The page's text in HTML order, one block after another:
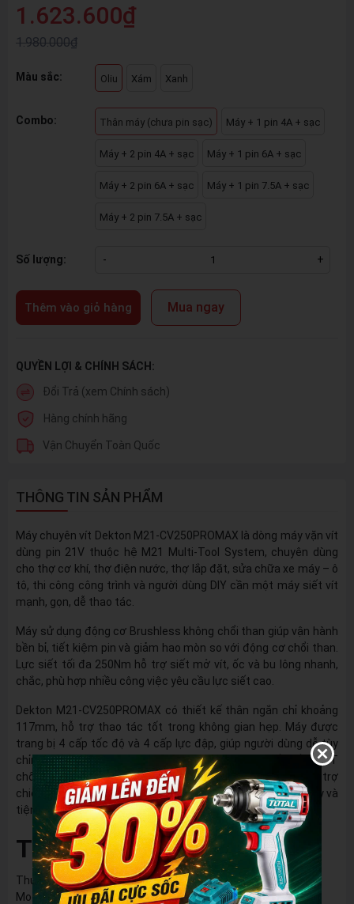
1.623.600₫
1.980.000₫
Màu sắc: Oliu Xám Xanh
Combo: Thân máy (chưa pin sạc) Máy + 1 pin 4A + sạc
Máy + 2 pin 4A + sạc Máy + 1 pin 6A + sạc
Máy + 2 pin 6A + sạc Máy + 1 pin 7.5A + sạc
Máy + 2 pin 7.5A + sạc
Số lượng: - +
Thêm vào giỏ hàng Mua ngay
QUYỀN LỢI & CHÍNH SÁCH:
Đổi Trả (xem Chính sách)
Hàng chính hãng
Vận Chuyển Toàn Quốc
THÔNG TIN SẢN PHẨM
Máy chuyên vít Dekton M21-CV250PROMAX là dòng máy vặn vít
dùng pin 21V thuộc hệ M21 Multi-Tool System, chuyên dùng
cho thợ cơ khí, thợ điện nước, thợ lắp đặt, sửa chữa xe máy – ô
tô, thi công công trình và người dùng DIY cần một máy siết vít
mạnh, gọn, dễ thao tác.
Máy sử dụng động cơ Brushless không chổi than giúp vận hành
bền bỉ, tiết kiệm pin và giảm hao mòn so với động cơ chổi than.
Lực siết tối đa 250Nm hỗ trợ siết mở vít, ốc và bu lông nhanh,
chắc, phù hợp nhiều công việc yêu cầu lực siết cao.
Dekton M21-CV250PROMAX có thiết kế thân ngắn chỉ khoảng
117mm, hỗ trợ thao tác tốt trong không gian hẹp. Máy được
trang bị 4 cấp tốc độ và 4 cấp lực đập, giúp người dùng dễ tùy
chỉnh theo từng vật liệu và nhu cầu sử dụng. Thiết kế trục T
chống rơ lắc, phím bấm bọc cao su đặt phía sau, đèn LED hỗ trợ
chiếu sáng vị trí làm việc, mang lại trải nghiệm dùng chắc tay và
tiện lợi hơn.
Thông số kỹ thuật:
Thương hiệu: Dekton
Model: M21-CV250PROMAX